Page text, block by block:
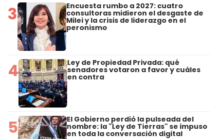
3 Encuesta rumbo a 2027: cuatro
consultoras midieron el desgaste de
Milei y la crisis de liderazgo en el
peronismo
4 Ley de Propiedad Privada: qué
senadores votaron a favor y cuáles
en contra
5 El Gobierno perdió la pulseada del
nombre: la "Ley de Tierras" se impuso
en toda la conversación digital